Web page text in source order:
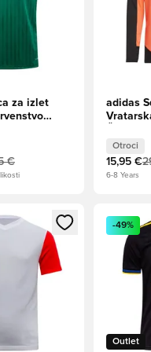
za izlet
€
adidas
Otroci
15,95 €
6-8 Years
za prijavo ali vpis kot član
Odpre
Outlet
-49%